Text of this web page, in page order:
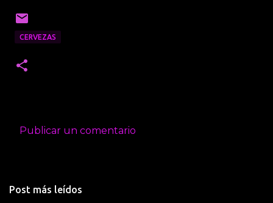
CERVEZAS
e
Publicar un comentario
Post más leídos